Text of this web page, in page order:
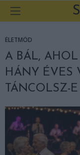
ÉLETMÓD
A BÁL,
HÁNY ÉVES
TÁNCOLSZ-